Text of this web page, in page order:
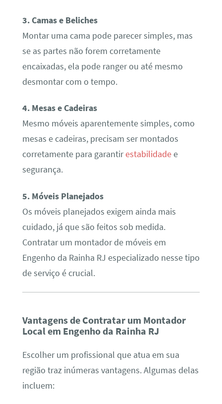
3. Camas e Beliches
Montar uma cama pode parecer simples, mas
se as partes não forem corretamente
encaixadas, ela pode ranger ou até mesmo
desmontar com o tempo.
4. Mesas e Cadeiras
Mesmo móveis aparentemente simples, como
mesas e cadeiras, precisam ser montados
corretamente para garantirestabilidadee
segurança.
5. Móveis Planejados
Os móveis planejados exigem ainda mais
cuidado, já que são feitos sob medida.
Contratar um montador de móveis em
Engenho da Rainha RJ especializado nesse tipo
de serviço é crucial.
Vantagens de Contratar um Montador
Local em Engenho da Rainha RJ
Escolher um profissional que atua em sua
região traz inúmeras vantagens. Algumas delas
incluem: